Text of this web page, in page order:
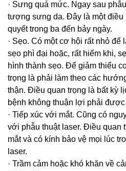
· Sưng quá mức. Ngay sau
tượng sưng da. Đây là một điều
quyết trong ba đến bảy ngày.
· Sẹo. Có một cơ hội rất nhỏ
sẹo phì đại hoặc, rất hiếm khi,
hình thành sẹo. Để giảm thiểu
trọng là phải làm theo các
thận. Điều quan trọng là bất kỳ
bệnh không thuận lợi phải
· Tiếp xúc với mắt. Cũng có
với phẫu thuật laser. Điều quan
mắt và có kính bảo vệ mọi lúc
laser.
· Trầm cảm hoặc khó khăn về